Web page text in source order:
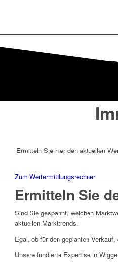
Ermitteln Sie hier den aktuellen
Zum Wertermittlungsrechner
Ermitteln Sie
Sind Sie gespannt, welchen
aktuellen Markttrends.
Egal, ob für den geplanten
Unsere fundierte Expertise in